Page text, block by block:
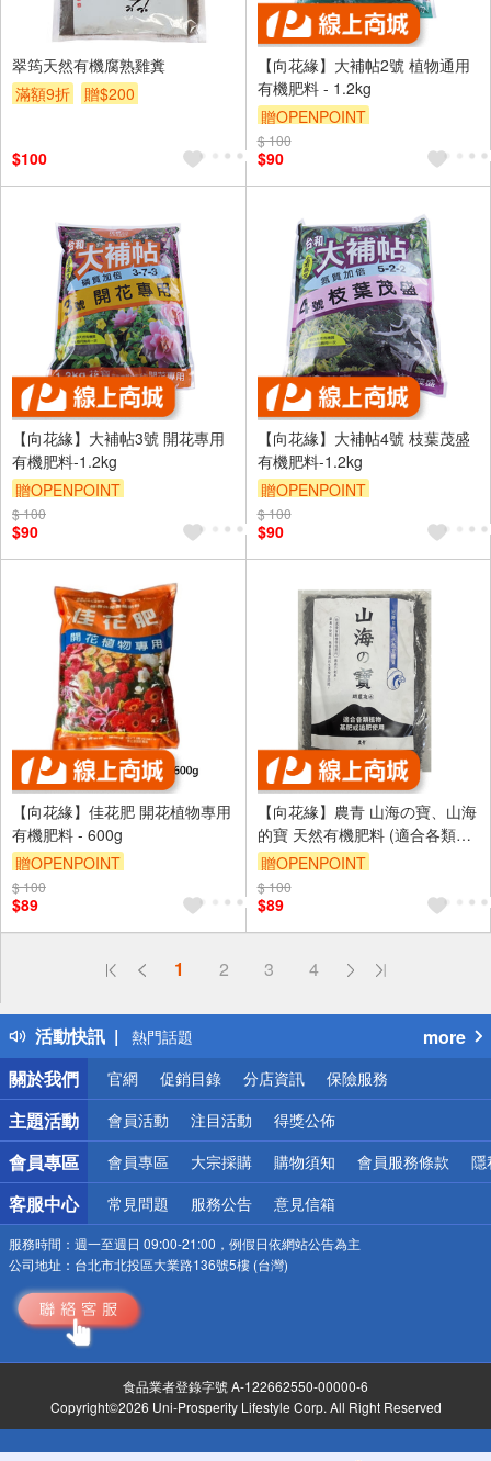
翠筠天然有機腐熟雞糞
滿額9折
贈$200
$100
【向花緣】大補帖2號 植物通用
有機肥料 - 1.2kg
贈OPENPOINT
$ 100
$90
【向花緣】大補帖3號 開花專用
有機肥料-1.2kg
贈OPENPOINT
$ 100
$90
【向花緣】大補帖4號 枝葉茂盛
有機肥料-1.2kg
贈OPENPOINT
$ 100
$90
【向花緣】佳花肥 開花植物專用
有機肥料 - 600g
贈OPENPOINT
$ 100
$89
【向花緣】農青 山海の寶、山海
的寶 天然有機肥料 (適合各類植
物基肥或追肥專用) - 800g
贈OPENPOINT
$ 100
$89
1 2 3 4
活動快訊
偏遠地區配送
得獎公告
熱門話題
銀行優惠
偏遠地區配送
詐騙網頁！請小心！
more
關於我們
官網 促銷目錄 分店資訊 保險服務
主題活動 會員活動 注目活動 得獎公佈
會員專區 會員專區 大宗採購 購物須知 會員服務條款 隱
客服中心 常見問題 服務公告 意見信箱
服務時間： 週一至週日 09:00-21:00，例假日依網站公告為主
公司地址： 台北市北投區大業路136號5樓 (台灣)
食品業者登錄字號 A-122662550-00000-6
Copyright©2026 Uni-Prosperity Lifestyle Corp. All Right Reserved